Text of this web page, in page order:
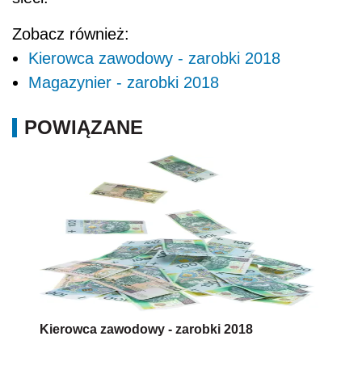
Zobacz również:
Kierowca zawodowy - zarobki 2018
Magazynier - zarobki 2018
POWIĄZANE
Kierowca zawodowy - zarobki 2018